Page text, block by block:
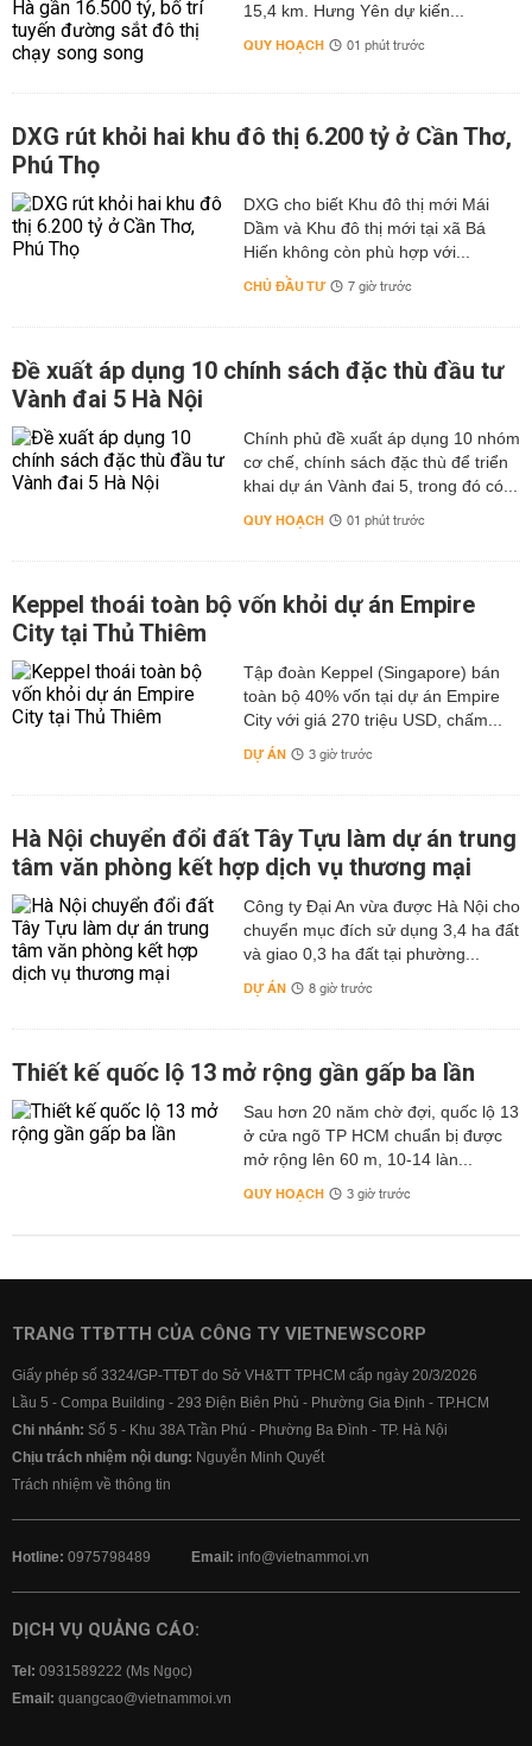
15,4 km. Hưng Yên dự kiến...
QUY HOẠCH 01 phút trước
DXG rút khỏi hai khu đô thị 6.200 tỷ ở Cần Thơ,
Phú Thọ
DXG cho biết Khu đô thị mới Mái
Dầm và Khu đô thị mới tại xã Bá
Hiến không còn phù hợp với...
CHỦ ĐẦU TƯ 7 giờ trước
Đề xuất áp dụng 10 chính sách đặc thù đầu tư
Vành đai 5 Hà Nội
Chính phủ đề xuất áp dụng 10 nhóm
cơ chế, chính sách đặc thù để triển
khai dự án Vành đai 5, trong đó có...
QUY HOẠCH 01 phút trước
Keppel thoái toàn bộ vốn khỏi dự án Empire
City tại Thủ Thiêm
Tập đoàn Keppel (Singapore) bán
toàn bộ 40% vốn tại dự án Empire
City với giá 270 triệu USD, chấm...
DỰ ÁN 3 giờ trước
Hà Nội chuyển đổi đất Tây Tựu làm dự án trung
tâm văn phòng kết hợp dịch vụ thương mại
Công ty Đại An vừa được Hà Nội cho
chuyển mục đích sử dụng 3,4 ha đất
và giao 0,3 ha đất tại phường...
DỰ ÁN 8 giờ trước
Thiết kế quốc lộ 13 mở rộng gần gấp ba lần
Sau hơn 20 năm chờ đợi, quốc lộ 13
ở cửa ngõ TP HCM chuẩn bị được
mở rộng lên 60 m, 10-14 làn...
QUY HOẠCH 3 giờ trước
TRANG TTĐTTH CỦA CÔNG TY VIETNEWSCORP
Giấy phép số 3324/GP-TTĐT do Sở VH&TT TPHCM cấp ngày 20/3/2026
Lầu 5 - Compa Building - 293 Điện Biên Phủ - Phường Gia Định - TP.HCM
Chi nhánh: Số 5 - Khu 38A Trần Phú - Phường Ba Đình - TP. Hà Nội
Chịu trách nhiệm nội dung: Nguyễn Minh Quyết
Trách nhiệm về thông tin
Hotline: 0975798489 Email: info@vietnammoi.vn
DỊCH VỤ QUẢNG CÁO:
Tel: 0931589222 (Ms Ngọc)
Email: quangcao@vietnammoi.vn